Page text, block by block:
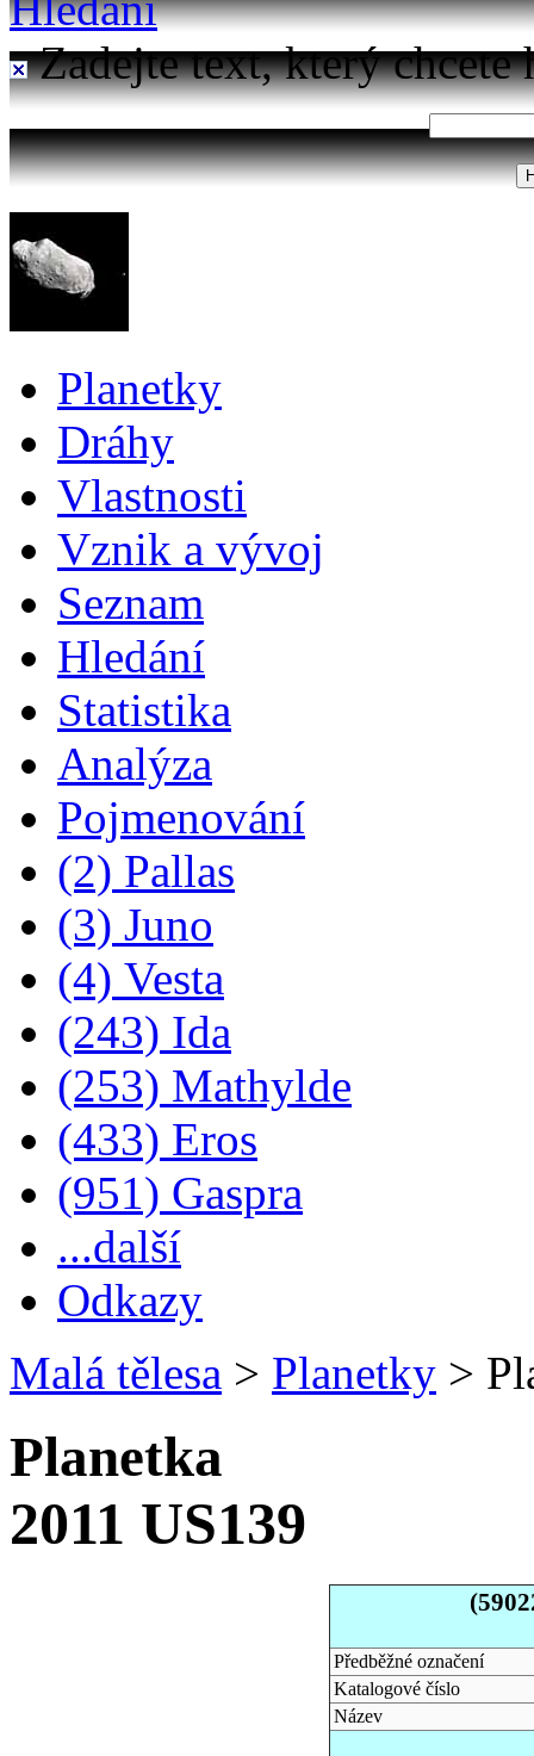
Zadejte text, který chcete
Planetky
Dráhy
Vlastnosti
Vznik a vývoj
Seznam
Hledání
Statistika
Analýza
Pojmenování
(2) Pallas
(3) Juno
(4) Vesta
(243) Ida
(253) Mathylde
(433) Eros
(951) Gaspra
...další
Odkazy
Malá tělesa > Planetky >
Planetka
2011 US139
Předběžné označení
Katalogové číslo
Název